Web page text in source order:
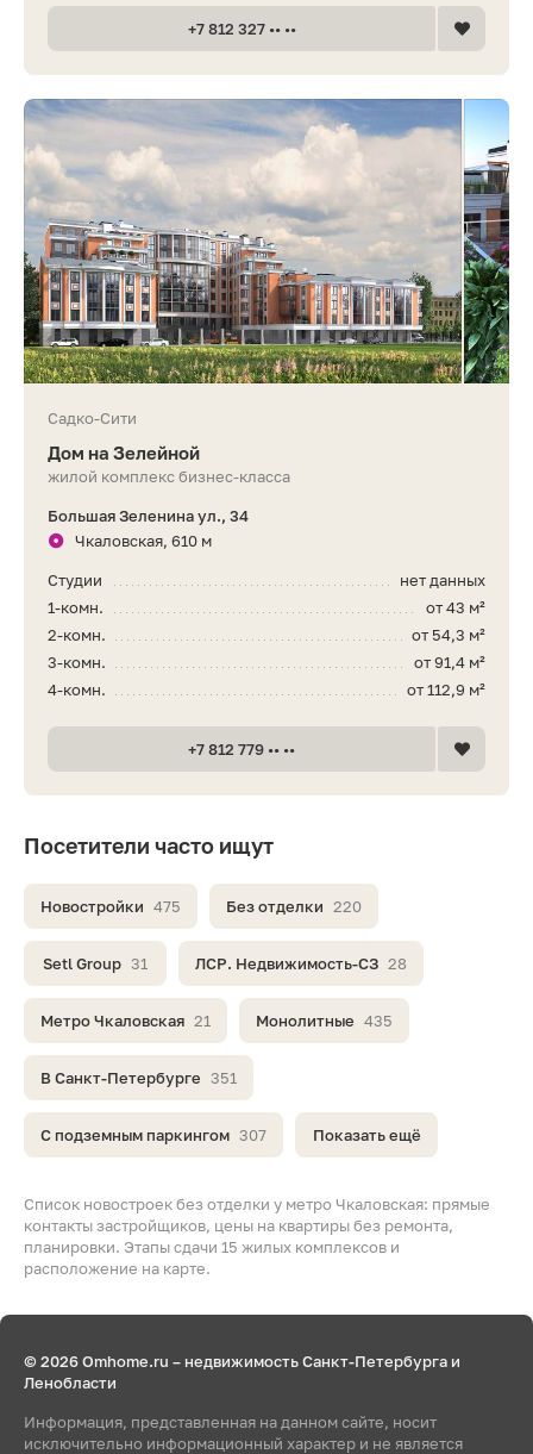
Список новостроек без отделки у метро Чкаловская: прямые
контакты застройщиков, цены на квартиры без ремонта,
планировки. Этапы сдачи 15 жилых комплексов и
расположение на карте.
Посетители часто ищут
Новостройки 475 Без отделки 220
Setl Group 31 ЛСР. Недвижимость-СЗ 28
Метро Чкаловская 21 Монолитные 435
В Санкт-Петербурге 351
С подземным паркингом 307 Показать ещё
+7 812 327 •• ••
Садко-Сити
Дом на Зелейной
жилой комплекс бизнес-класса
Большая Зеленина ул., 34
Чкаловская, 610 м
нет данных
Студии
от 43 м²
1-комн.
от 54,3 м²
2-комн.
от 91,4 м²
3-комн.
от 112,9 м²
4-комн.
+7 812 779 •• ••
© 2026 Omhome.ru – недвижимость Санкт-Петербурга и
Ленобласти
Информация, представленная на данном сайте, носит
исключительно информационный характер и не является